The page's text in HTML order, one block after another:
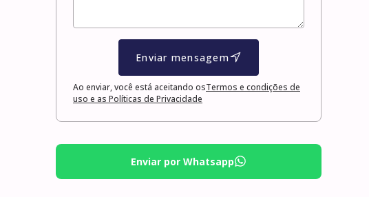
Enviar mensagem
Ao enviar, você está aceitando osTermos e condições de
uso e as Políticas de Privacidade
Enviar por Whatsapp